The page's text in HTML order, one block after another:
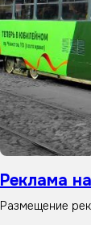
Реклама
Размещение